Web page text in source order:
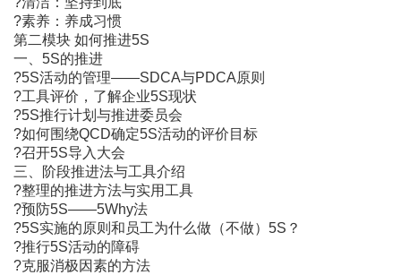
?素养：养成习惯
第二模块 如何推进5S
一、5S的推进
?5S活动的管理――SDCA与PDCA原则
?工具评价，了解企业5S现状
?5S推行计划与推进委员会
?如何围绕QCD确定5S活动的评价目标
?召开5S导入大会
三、阶段推进法与工具介绍
?整理的推进方法与实用工具
?预防5S――5Why法
?5S实施的原则和员工为什么做（不做）5S？
?推行5S活动的障碍
?克服消极因素的方法